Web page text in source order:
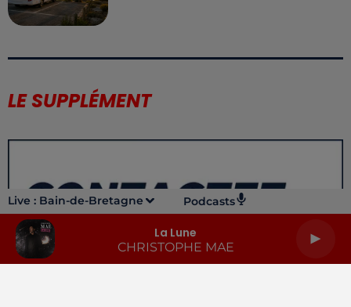
Live : Bain-de-Bretagne Podcasts
La Lune
CHRISTOPHE MAE
LE SUPPLÉMENT